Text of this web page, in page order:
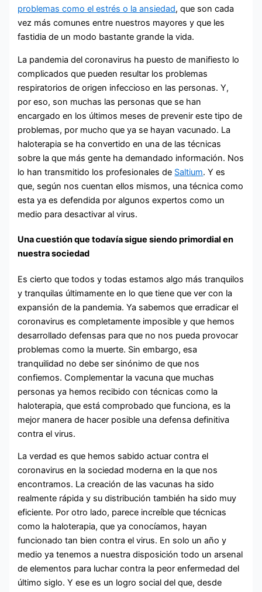
problemas como el estrés o la ansiedad, que son cada
vez más comunes entre nuestros mayores y que les
fastidia de un modo bastante grande la vida.
La pandemia del coronavirus ha puesto de manifiesto lo
complicados que pueden resultar los problemas
respiratorios de origen infeccioso en las personas. Y,
por eso, son muchas las personas que se han
encargado en los últimos meses de prevenir este tipo de
problemas, por mucho que ya se hayan vacunado. La
haloterapia se ha convertido en una de las técnicas
sobre la que más gente ha demandado información. Nos
lo han transmitido los profesionales de Saltium. Y es
que, según nos cuentan ellos mismos, una técnica como
esta ya es defendida por algunos expertos como un
medio para desactivar al virus.
Una cuestión que todavía sigue siendo primordial en
nuestra sociedad
Es cierto que todos y todas estamos algo más tranquilos
y tranquilas últimamente en lo que tiene que ver con la
expansión de la pandemia. Ya sabemos que erradicar el
coronavirus es completamente imposible y que hemos
desarrollado defensas para que no nos pueda provocar
problemas como la muerte. Sin embargo, esa
tranquilidad no debe ser sinónimo de que nos
confiemos. Complementar la vacuna que muchas
personas ya hemos recibido con técnicas como la
haloterapia, que está comprobado que funciona, es la
mejor manera de hacer posible una defensa definitiva
contra el virus.
La verdad es que hemos sabido actuar contra el
coronavirus en la sociedad moderna en la que nos
encontramos. La creación de las vacunas ha sido
realmente rápida y su distribución también ha sido muy
eficiente. Por otro lado, parece increíble que técnicas
como la haloterapia, que ya conocíamos, hayan
funcionado tan bien contra el virus. En solo un año y
medio ya tenemos a nuestra disposición todo un arsenal
de elementos para luchar contra la peor enfermedad del
último siglo. Y ese es un logro social del que, desde